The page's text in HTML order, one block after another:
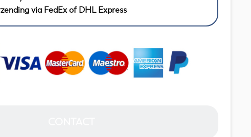
via FedEx of DHL Express